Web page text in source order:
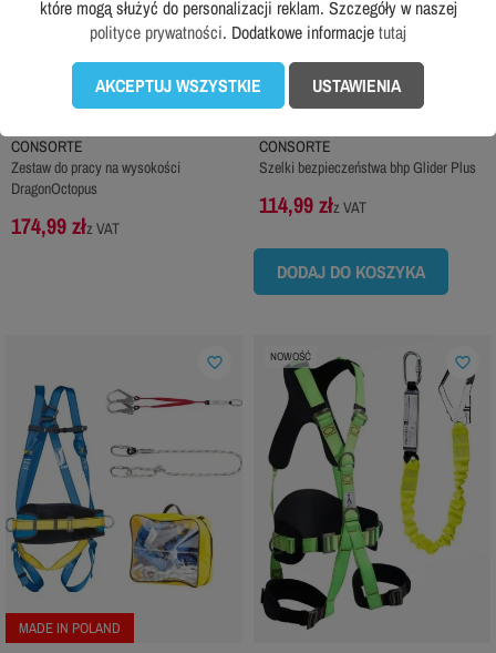
CONSORTE
Zestaw do pracy na wysokości
DragonOctopus
174,99 złz VAT
CONSORTE
Szelki bezpieczeństwa bhp Glider Plus
114,99 złz VAT
DODAJ DO KOSZYKA
MADE IN POLAND
favorite_border NOWOŚĆ favorite_border
które mogą służyć do personalizacji reklam. Szczegóły w naszej
polityce prywatności. Dodatkowe informacjetutaj
AKCEPTUJ WSZYSTKIE USTAWIENIA